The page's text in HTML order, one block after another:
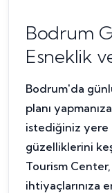
Bodrum
Esneklik
Bodrum'da
planı
istediğiniz yere
güzelliklerini
Tourism
ihtiyaçlarınıza